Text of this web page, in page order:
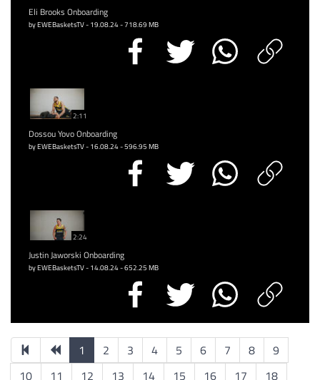
Eli Brooks Onboarding
by EWEBasketsTV - 19.08.24 - 718.69 MB
2:11
Dossou Yovo Onboarding
by EWEBasketsTV - 16.08.24 - 596.95 MB
2:24
Justin Jaworski Onboarding
by EWEBasketsTV - 14.08.24 - 652.25 MB
1 2 3 4 5 6 7 8
9
10
11 12 13 14 15 16 17 18